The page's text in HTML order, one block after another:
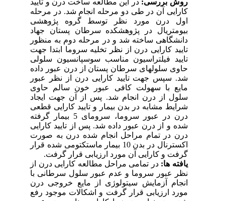
کارایی آن در طی دو مرحله انجام شد. در مرحله
اول درن مورد نظر توسط گروه پژوهشی
بیومتریال در پژوهشکده سرطان پستان جهاد
دانشگاهی ساخته شد و در مرحله دوم به منظور
تایید کارایی درن از نظر تخلیه سروما ابتدا جهت
تایید فیلتراسیون مناسب سوسپانسیون سلولی
حاوی سلول‏های سرطان پستان از درن عبور داده
شد. سپس جهت تایید کارایی درن از نظر عبور
مایع با سهولت کافی عبور خون سالم حاوی
سلول از درن انجام شد. پس از آن جهت ایجاد
شرایط مشابه در بدن بیمار و تایید کارایی قطعی
درن در عبور سروما، سرومای 5 بیمار گرفته
شده و از درن عبور داده شد. پس از تایید کارایی
درن در تمام مراحل انجام شده درن به ‌صورت
اکسترنال در بدن 10 بیمار ماستکتومی شده قرار
گرفت و کارایی آن مورد ارزیابی قرار گرفت.
یافته ها:در تمامی مراحل مطالعه کارایی درن از
نظر عبور سروما و عدم عبور سلول سرطانی با
انجام آزمایش سیتولوژی از مایع خروجی درن
مورد ارزیابی قرار گرفت و اشکالات موجود رفع